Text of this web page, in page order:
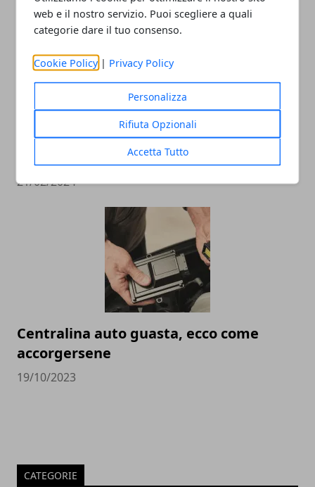
web e il nostro servizio. Puoi scegliere a quali
categorie dare il tuo consenso.
Cookie Policy | Privacy Policy
Personalizza
Rifiuta Opzionali
Accetta Tutto
Guida alle best practice per
un'implementazione di successo della
manutenzione digitale
21/02/2024
Centralina auto guasta, ecco come
accorgersene
19/10/2023
CATEGORIE